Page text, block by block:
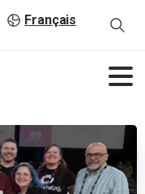
Français